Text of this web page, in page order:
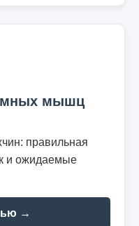
мышц
правильная
и ожидаемые
→